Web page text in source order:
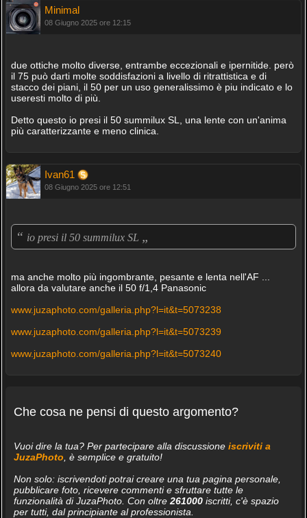
Minimal
08 Giugno 2025 ore 12:15
due ottiche molto diverse, entrambe eccezionali e ipernitide. però
il 75 può darti molte soddisfazioni a livello di ritrattistica e di
stacco dei piani, il 50 per un uso generalissimo è piu indicato e lo
useresti molto di più.
Detto questo io presi il 50 summilux SL, una lente con un'anima
più caratterizzante e meno clinica.
Ivan61
08 Giugno 2025 ore 12:51
“ io presi il 50 summilux SL „
ma anche molto più ingombrante, pesante e lenta nell'AF ...
allora da valutare anche il 50 f/1,4 Panasonic
www.juzaphoto.com/galleria.php?l=it&t=5073238
www.juzaphoto.com/galleria.php?l=it&t=5073239
www.juzaphoto.com/galleria.php?l=it&t=5073240
Che cosa ne pensi di questo argomento?
Vuoi dire la tua? Per partecipare alla discussione iscriviti a
JuzaPhoto , è semplice e gratuito!
Non solo: iscrivendoti potrai creare una tua pagina personale,
pubblicare foto, ricevere commenti e sfruttare tutte le
funzionalità di JuzaPhoto. Con oltre 261000iscritti, c'è spazio
per tutti, dal principiante al professionista.